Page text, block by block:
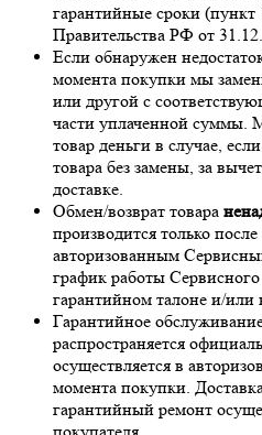
гарантийные сроки (пункт
Правительства РФ от
Если обнаружен
момента покупки мы
или другой с
части уплаченной суммы.
товар деньги в случае,
товара без замены, за
доставке.
Обмен/возврат товара
производится только
авторизованным
график работы
гарантийном талоне и/
Гарантийное
распространяется
осуществляется в
момента покупки.
гарантийный ремонт